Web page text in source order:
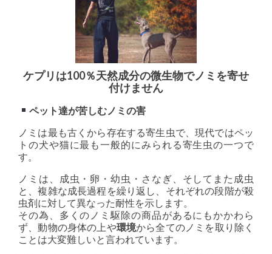
ケプリは100％天然成分の微生物でノミを寄せ
付けません
ペット達が苦しむノミの害
ノミは最も古くから存在する寄生虫で、現代ではペッ
トの犬や猫に最も一般的にみられる寄生虫の一つで
す。
ノミは、成虫・卵・幼虫・さなぎ、そしてまた成虫
と、複雑な成長過程を繰り返し、それぞれの段階が殺
虫剤に対して異なった耐性を示します。
その為、多くのノミ駆除の商品があるにもかかわら
ず、動物の身体の上や環境から全てのノミを取り除く
ことは大変難しいと言われています。